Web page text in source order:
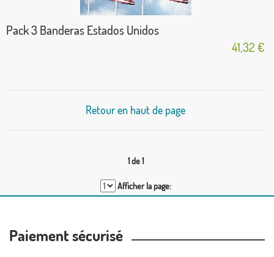
Pack 3 Banderas Estados Unidos
41,32 €
Retour en haut de page
1 de 1
Afficher la page:
Paiement sécurisé